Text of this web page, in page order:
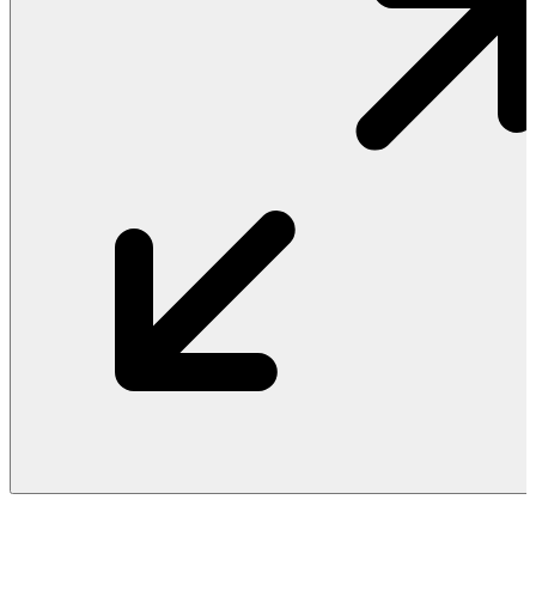
Thiết Bị Nước STIEBEL ELTRON
Thiết Bị Nước TÂN Á ĐẠI THÀNH